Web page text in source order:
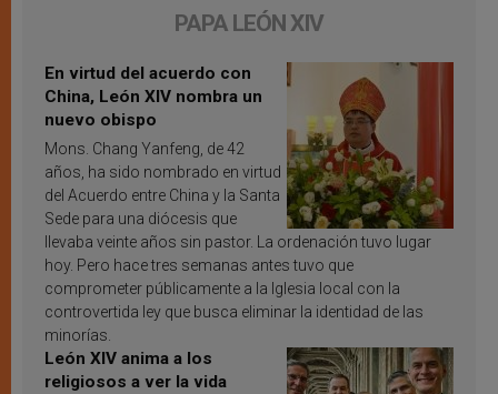
PAPA LEÓN XIV
En virtud del acuerdo con
China, León XIV nombra un
nuevo obispo
Mons. Chang Yanfeng, de 42
años, ha sido nombrado en virtud
del Acuerdo entre China y la Santa
Sede para una diócesis que
llevaba veinte años sin pastor. La ordenación tuvo lugar
hoy. Pero hace tres semanas antes tuvo que
comprometer públicamente a la Iglesia local con la
controvertida ley que busca eliminar la identidad de las
minorías.
León XIV anima a los
religiosos a ver la vida